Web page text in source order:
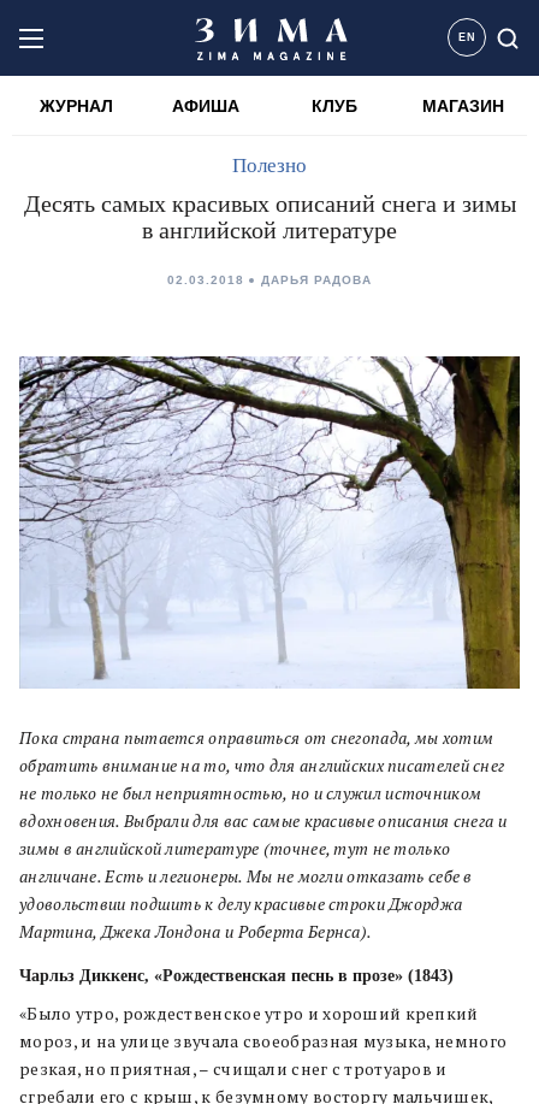
EN
ЖУРНАЛ АФИША КЛУБ МАГАЗИН
Полезно
Десять самых красивых описаний снега и зимы
в английской литературе
02.03.2018 ДАРЬЯ РАДОВА
Пока страна пытается оправиться от снегопада, мы хотим
обратить внимание на то, что для английских писателей снег
не только не был неприятностью, но и служил источником
вдохновения. Выбрали для вас самые красивые описания снега и
зимы в английской литературе (точнее, тут не только
англичане. Есть и легионеры. Мы не могли отказать себе в
удовольствии подшить к делу красивые строки Джорджа
Мартина, Джека Лондона и Роберта Бернса).
Чарльз Диккенс, «Рождественская песнь в прозе» (1843)
«Было утро, рождественское утро и хороший крепкий
мороз, и на улице звучала своеобразная музыка, немного
резкая, но приятная, – счищали снег с тротуаров и
сгребали его с крыш, к безумному восторгу мальчишек,